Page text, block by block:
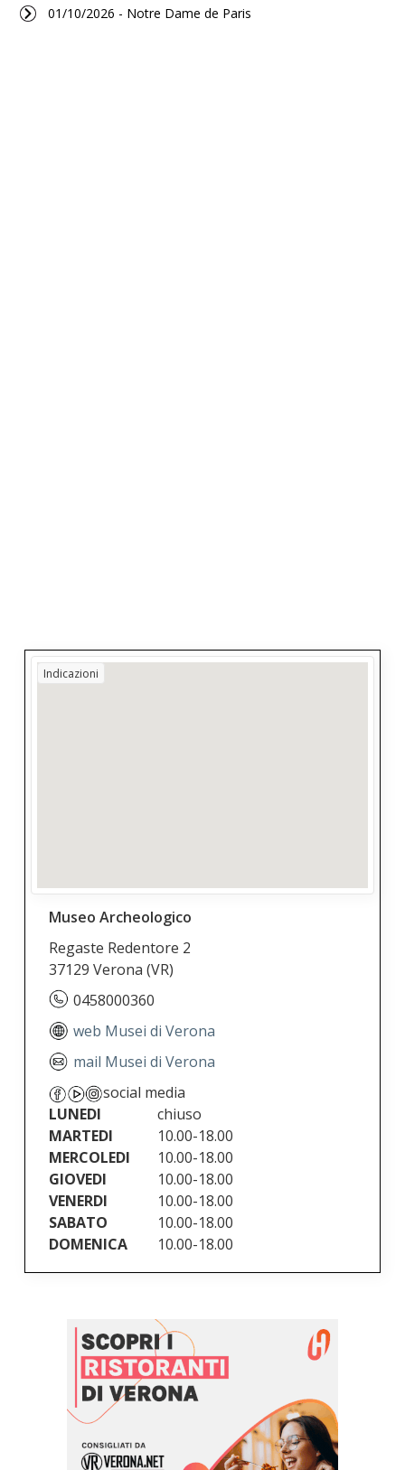
01/10/2026 - Notre Dame de Paris
Indicazioni
Museo Archeologico
Regaste Redentore 2
37129 Verona(VR)
0458000360
web Musei di Verona
mail Musei di Verona
social media
LUNEDI
chiuso
MARTEDI
10.00-18.00
MERCOLEDI
10.00-18.00
GIOVEDI
10.00-18.00
VENERDI
10.00-18.00
SABATO
10.00-18.00
DOMENICA
10.00-18.00